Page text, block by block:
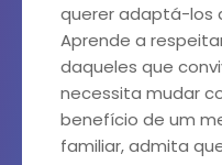
querer adaptá-los
Aprende a
daqueles que
necessita mudar
benefício de um
familiar, admita